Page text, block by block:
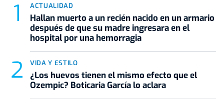
ACTUALIDAD
Hallan muerto a un recién nacido en un armario
después de que su madre ingresara en el
hospital por una hemorragia
VIDA Y ESTILO
¿Los huevos tienen el mismo efecto que el
Ozempic? Boticaria García lo aclara